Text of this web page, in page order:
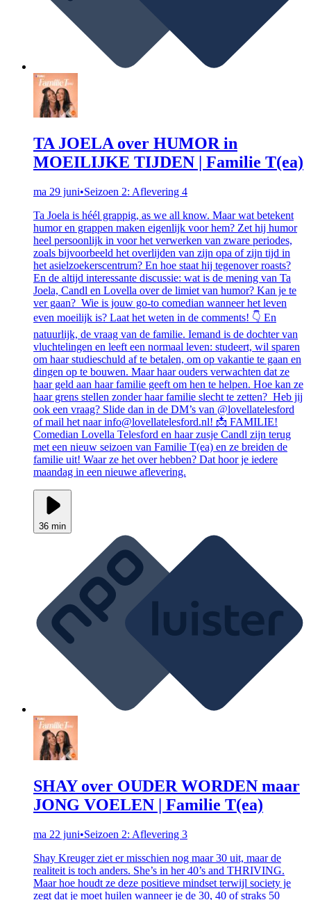
TA JOELA over HUMOR in
MOEILIJKE TIJDEN | Familie T(ea)
ma 29 juni•Seizoen 2: Aflevering 4
Ta Joela is héél grappig, as we all know. Maar wat betekent
humor en grappen maken eigenlijk voor hem? Zet hij humor
heel persoonlijk in voor het verwerken van zware periodes,
zoals bijvoorbeeld het overlijden van zijn opa of zijn tijd in
het asielzoekerscentrum? En hoe staat hij tegenover roasts?
En de altijd interessante discussie: wat is de mening van Ta
Joela, Candl en Lovella over de limiet van humor? Kan je te
ver gaan? Wie is jouw go-to comedian wanneer het leven
even moeilijk is? Laat het weten in de comments! 👇 En
natuurlijk, de vraag van de familie. Iemand is de dochter van
vluchtelingen en leeft een normaal leven: studeert, wil sparen
om haar studieschuld af te betalen, om op vakantie te gaan en
dingen op te bouwen. Maar haar ouders verwachten dat ze
haar geld aan haar familie geeft om hen te helpen. Hoe kan ze
haar grens stellen zonder haar familie slecht te zetten? Heb jij
ook een vraag? Slide dan in de DM’s van @lovellatelesford
of mail het naar info@lovellatelesford.nl! 📩 FAMILIE!
Comedian Lovella Telesford en haar zusje Candl zijn terug
met een nieuw seizoen van Familie T(ea) en ze breiden de
familie uit! Waar ze het over hebben? Dat hoor je iedere
maandag in een nieuwe aflevering.
36 min
SHAY over OUDER WORDEN maar
JONG VOELEN | Familie T(ea)
ma 22 juni•Seizoen 2: Aflevering 3
Shay Kreuger ziet er misschien nog maar 30 uit, maar de
realiteit is toch anders. She’s in her 40’s and THRIVING.
Maar hoe houdt ze deze positieve mindset terwijl society je
zegt dat je moet huilen wanneer je de 30, 40 of straks 50